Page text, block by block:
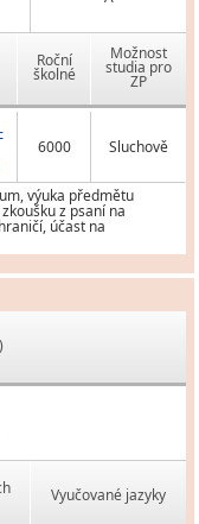
Roční
školné
Možnost
studia pro
ZP
6000 Sluchově
výuka předmětu
z psaní na
účast na
Vyučované jazyky